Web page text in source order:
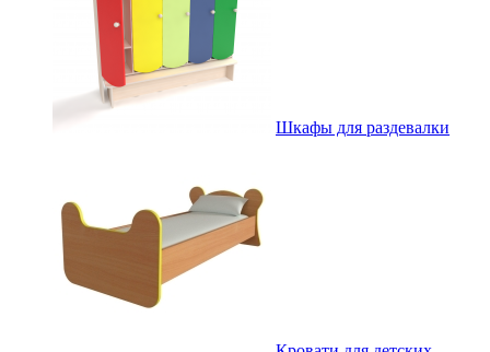
Шкафы для раздевалки